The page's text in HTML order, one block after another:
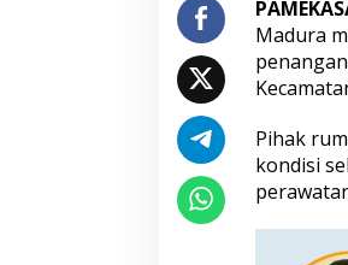
S
e
b
u
b
u
d
n
B
Madura
Pihak
kondisi